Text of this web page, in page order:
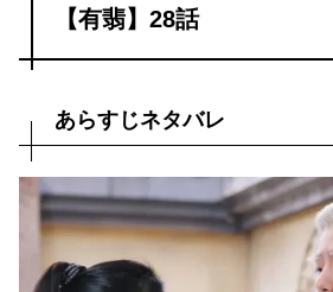
【有翡】28話
あらすじネタバレ